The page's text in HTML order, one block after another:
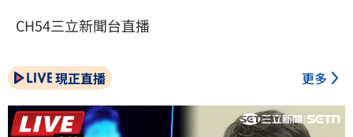
CH54三立新聞台直播
現正直播 更多